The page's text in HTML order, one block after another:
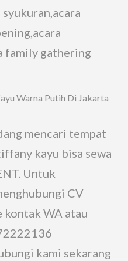
family gathering
mencari tempat
kayu bisa sewa
Untuk
CV
kontak WA atau
kami sekarang